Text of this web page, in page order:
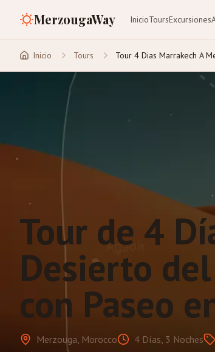
MerzougaWay InicioToursExcursiones
Inicio Tours Tour 4 Dias Marrakech A
Tour de 4
Desierto
con Paseo
Merzouga, Morocco 4 Días, 3 Noches